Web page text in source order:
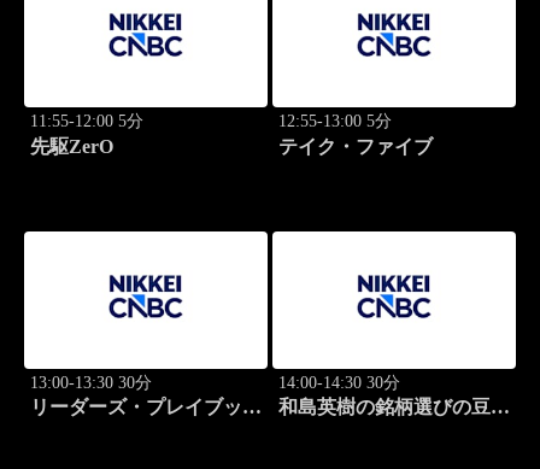
11:55-12:00 5分
先駆ZerO
12:55-13:00 5分
テイク・ファイブ
13:00-13:30 30分
リーダーズ・プレイブック
14:00-14:30 30分
和島英樹の銘柄選びの豆知